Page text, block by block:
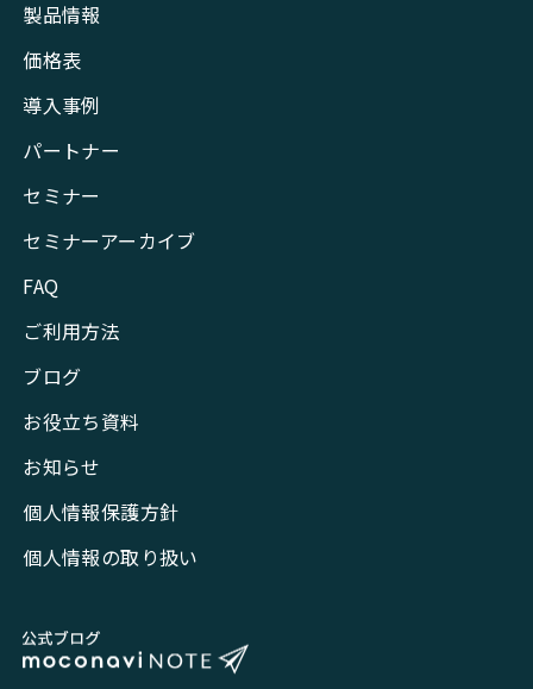
製品情報
価格表
導入事例
パートナー
セミナー
セミナーアーカイブ
FAQ
ご利用方法
ブログ
お役立ち資料
お知らせ
個人情報保護方針
個人情報の取り扱い